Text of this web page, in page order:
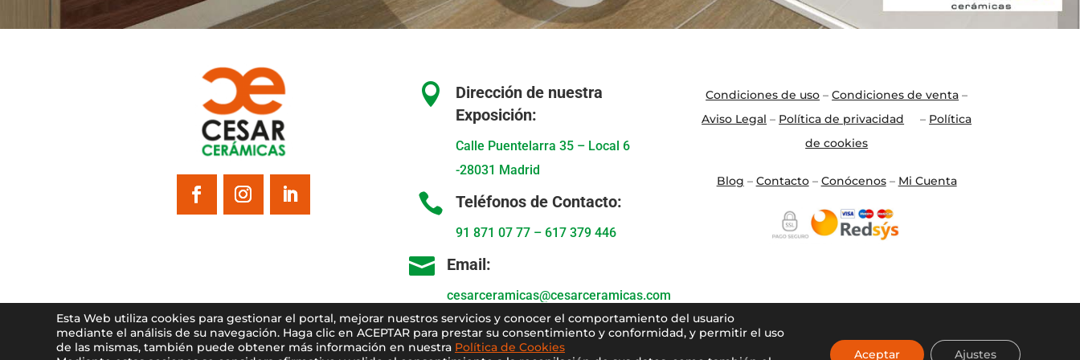

Dirección de nuestra
Exposición:
Calle Puentelarra 35 – Local 6
-28031 Madrid
 Teléfonos de Contacto:
91 871 07 77 – 617 379 446
 Email:
cesarceramicas@cesarceramicas.com
Condiciones de uso –Condiciones de venta –
Aviso Legal – Política de privacidad – Política
de cookies
Blog – Contacto– Conócenos– Mi Cuenta
Esta Web utiliza cookies para gestionar el portal, mejorar nuestros servicios y conocer el comportamiento del usuario
mediante el análisis de su navegación. Haga clic en ACEPTAR para prestar su consentimiento y conformidad, y permitir el uso
de las mismas, también puede obtener más información en nuestra Política de Cookies
Aceptar Ajustes